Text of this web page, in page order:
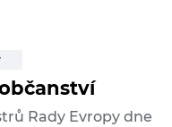
Rady Evropy dne